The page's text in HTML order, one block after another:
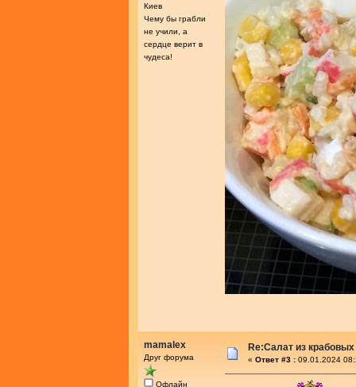
Киев
Чему бы грабли
не учили, а
сердце верит в
чудеса!
mamalex
Друг форума
Офлайн
Re:Салат из
« Ответ #3 : 09.01.2024